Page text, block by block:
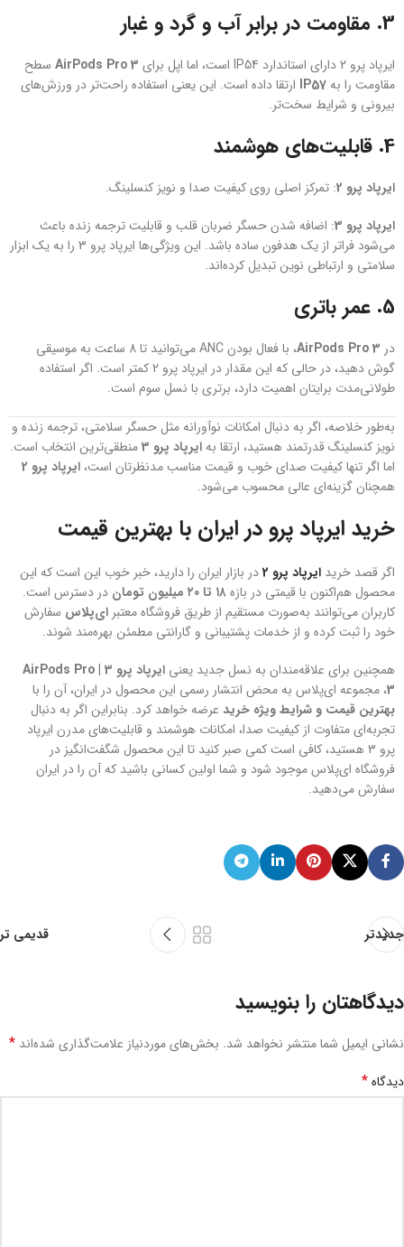
3. مقاومت در برابر آب و گرد و غبار
ایرپاد پرو 2 دارای استاندارد IP54 است، اما اپل برای AirPods Pro 3 سطح
مقاومت را به IP57 ارتقا داده است. این یعنی استفاده راحت‌تر در ورزش‌های
بیرونی و شرایط سخت‌تر.
4. قابلیت‌های هوشمند
ایرپاد پرو 2 : تمرکز اصلی روی کیفیت صدا و نویز کنسلینگ.
ایرپاد پرو 3
: اضافه شدن حسگر ضربان قلب و قابلیت ترجمه زنده باعث
می‌شود فراتر از یک هدفون ساده باشد. این ویژگی‌ها ایرپاد پرو 3 را به یک ابزار
سلامتی و ارتباطی نوین تبدیل کرده‌اند.
5. عمر باتری
در AirPods Pro 3
، با فعال بودن ANC می‌توانید تا 8 ساعت به موسیقی
گوش دهید، در حالی که این مقدار در ایرپاد پرو 2 کمتر است. اگر استفاده
طولانی‌مدت برایتان اهمیت دارد، برتری با نسل سوم است.
به‌طور خلاصه، اگر به دنبال امکانات نوآورانه مثل حسگر سلامتی، ترجمه زنده و
نویز کنسلینگ قدرتمند هستید، ارتقا به ایرپاد پرو 3
منطقی‌ترین انتخاب است.
اما اگر تنها کیفیت صدای خوب و قیمت مناسب مدنظرتان است، ایرپاد پرو 2
همچنان گزینه‌ای عالی محسوب می‌شود.
خرید ایرپاد پرو در ایران با بهترین قیمت
اگر قصد خرید ایرپاد پرو 2
در بازار ایران را دارید، خبر خوب این است که این
محصول هم‌اکنون با قیمتی در بازه۱۸ تا ۲۰ میلیون تومان
در دسترس است.
کاربران می‌توانند به‌صورت مستقیم از طریق فروشگاه معتبر ای‌پلاس سفارش
خود را ثبت کرده و از خدمات پشتیبانی و گارانتی مطمئن بهره‌مند شوند.
همچنین برای علاقه‌مندان به نسل جدید یعنی
ایرپاد پرو 3 | AirPods Pro
3، مجموعه ای‌پلاس به محض انتشار رسمی این محصول در ایران، آن را با
بهترین قیمت و شرایط ویژه خرید عرضه خواهد کرد. بنابراین اگر به دنبال
تجربه‌ای متفاوت از کیفیت صدا، امکانات هوشمند و قابلیت‌های مدرن ایرپاد
پرو 3 هستید، کافی است کمی صبر کنید تا این محصول شگفت‌انگیز در
فروشگاه ای‌پلاس موجود شود و شما اولین کسانی باشید که آن را در ایران
سفارش می‌دهید.
جدیدتر قدیمی تر
دیدگاهتان را بنویسید
نشانی ایمیل شما منتشر نخواهد شد. بخش‌های موردنیاز علامت‌گذاری شده‌اند *
دیدگاه*